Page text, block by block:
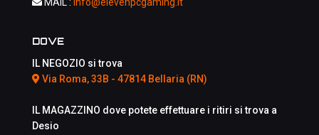
MAIL : info@elevenpcgaming.it
DOVE
IL NEGOZIO si trova
Via Roma, 33B - 47814 Bellaria (RN)
IL MAGAZZINO dove potete effettuare i ritiri si trova a
Desio